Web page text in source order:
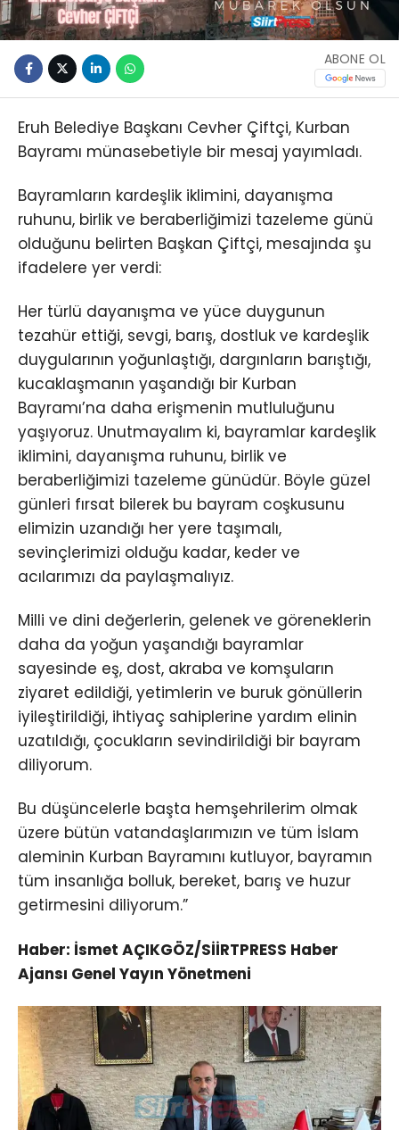
ABONE OL
Eruh Belediye Başkanı Cevher Çiftçi, Kurban
Bayramı münasebetiyle bir mesaj yayımladı.
Bayramların kardeşlik iklimini, dayanışma
ruhunu, birlik ve beraberliğimizi tazeleme günü
olduğunu belirten Başkan Çiftçi, mesajında şu
ifadelere yer verdi:
Her türlü dayanışma ve yüce duygunun
tezahür ettiği, sevgi, barış, dostluk ve kardeşlik
duygularının yoğunlaştığı, dargınların barıştığı,
kucaklaşmanın yaşandığı bir Kurban
Bayramı’na daha erişmenin mutluluğunu
yaşıyoruz. Unutmayalım ki, bayramlar kardeşlik
iklimini, dayanışma ruhunu, birlik ve
beraberliğimizi tazeleme günüdür. Böyle güzel
günleri fırsat bilerek bu bayram coşkusunu
elimizin uzandığı her yere taşımalı,
sevinçlerimizi olduğu kadar, keder ve
acılarımızı da paylaşmalıyız.
Milli ve dini değerlerin, gelenek ve göreneklerin
daha da yoğun yaşandığı bayramlar
sayesinde eş, dost, akraba ve komşuların
ziyaret edildiği, yetimlerin ve buruk gönüllerin
iyileştirildiği, ihtiyaç sahiplerine yardım elinin
uzatıldığı, çocukların sevindirildiği bir bayram
diliyorum.
Bu düşüncelerle başta hemşehrilerim olmak
üzere bütün vatandaşlarımızın ve tüm İslam
aleminin Kurban Bayramını kutluyor, bayramın
tüm insanlığa bolluk, bereket, barış ve huzur
getirmesini diliyorum.”
Haber: İsmet AÇIKGÖZ/SİİRTPRESS Haber
Ajansı Genel Yayın Yönetmeni